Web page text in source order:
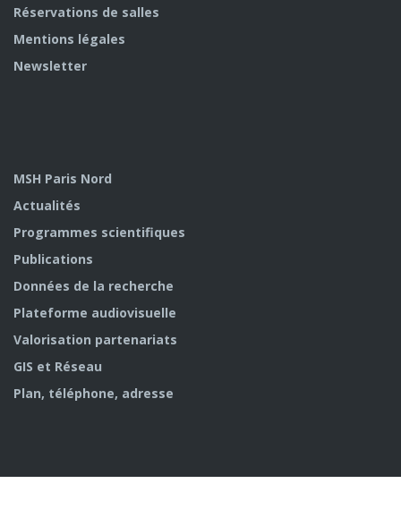
Réservations de salles
Mentions légales
Newsletter
MSH Paris Nord
Actualités
Programmes scientifiques
Publications
Données de la recherche
Plateforme audiovisuelle
Valorisation partenariats
GIS et Réseau
Plan, téléphone, adresse